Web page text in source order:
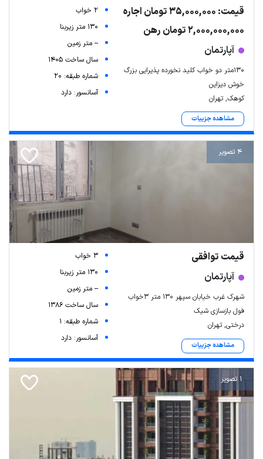
قیمت: 35,000,000 تومان اجاره
2,000,000,000 تومان رهن
آپارتمان
130متر دو خواب کلید نخورده پذیرایی بزرگ
خوش دیزاین
کوهک, تهران
مشاهده جزییات
2 خواب
130 متر زیربنا
-- متر زمین
سال ساخت 1405
شماره طبقه: 20
آسانسور: دارد
4 تصویر
قیمت توافقی
آپارتمان
شهرک غرب خیابان سپهر ۱۳۰ متر ۳خواب
فول بازسازی شیک
درختی, تهران
مشاهده جزییات
3 خواب
130 متر زیربنا
-- متر زمین
سال ساخت 1386
شماره طبقه: 1
آسانسور: دارد
1 تصویر